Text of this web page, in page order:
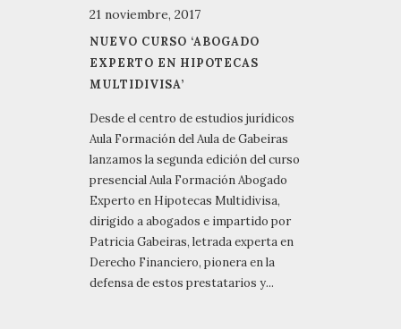
21 noviembre, 2017
NUEVO CURSO ‘ABOGADO
EXPERTO EN HIPOTECAS
MULTIDIVISA’
Desde el centro de estudios jurídicos
Aula Formación del Aula de Gabeiras
lanzamos la segunda edición del curso
presencial Aula Formación Abogado
Experto en Hipotecas Multidivisa,
dirigido a abogados e impartido por
Patricia Gabeiras, letrada experta en
Derecho Financiero, pionera en la
defensa de estos prestatarios y...